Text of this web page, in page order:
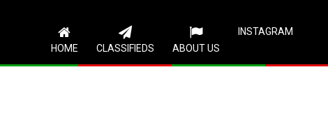
HOME CLASSIFIEDS ABOUT US
INSTAGRAM